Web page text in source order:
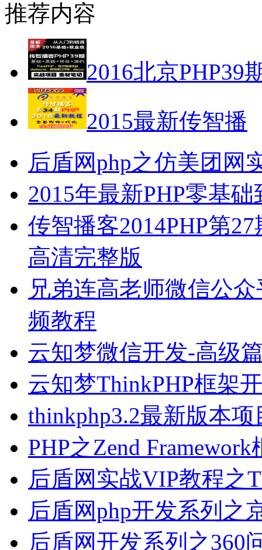
推荐内容
2016北京PHP39
2015最新传智播
后盾网php之仿美团网
2015年最新PHP零基
传智播客2014PHP第
高清完整版
兄弟连高老师微信公
频教程
云知梦微信开发-高级
云知梦ThinkPHP框架
thinkphp3.2最新版本
PHP之Zend
后盾网实战VIP教程之
后盾网php开发系列之
后盾网开发系列之360